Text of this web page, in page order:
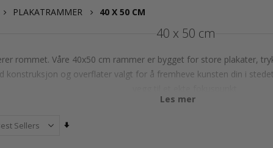
PLAKATRAMMER 40 X 50 CM
40 x 50 cm
rommet. Våre 40x50 cm rammer er bygget for store plakater,
konstruksjon og overflater valgt for å fremheve kunsten din i
storformatfavoritt av en grunn: den er dristig nok til å stå alene
som ankeret av en større gallerivegg. Størrelsen passer til stuer,
Les mer